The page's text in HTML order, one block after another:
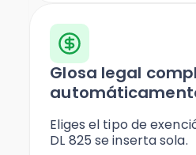
Glosa legal
Eliges el tipo de
DL 825 se inserta sola.